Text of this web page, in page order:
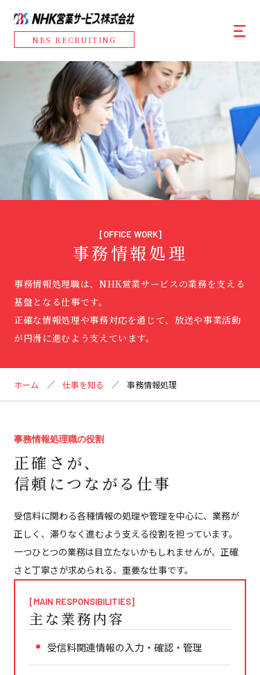
NBS RECRUITING
[OFFICE WORK]
事務情報処理
事務情報処理職は、NHK営業サービスの業務を支える
基盤となる仕事です。
正確な情報処理や事務対応を通じて、放送や事業活動
が円滑に進むよう支えています。
ホーム 仕事を知る 事務情報処理
事務情報処理職の役割
正確さが、
信頼につながる仕事
受信料に関わる各種情報の処理や管理を中心に、業務が
正しく、滞りなく進むよう支える役割を担っています。
一つひとつの業務は目立たないかもしれませんが、正確
さと丁寧さが求められる、重要な仕事です。
[MAIN RESPONSIBILITIES]
主な業務内容
受信料関連情報の入力・確認・管理